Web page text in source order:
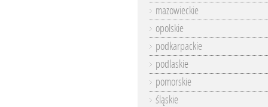
mazowieckie
opolskie
podkarpackie
podlaskie
pomorskie
śląskie